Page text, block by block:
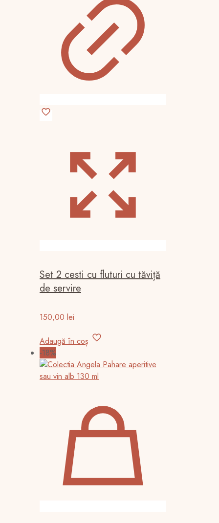
Set 2 cesti cu fluturi cu tăviță
de servire
150,00 lei
Adaugă în coș
-18%